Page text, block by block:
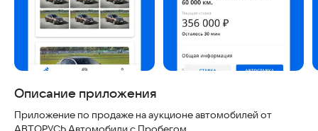
Описание приложения
Приложение по продаже на аукционе автомобилей от